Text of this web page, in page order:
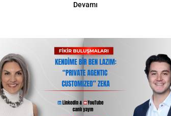
Devamı